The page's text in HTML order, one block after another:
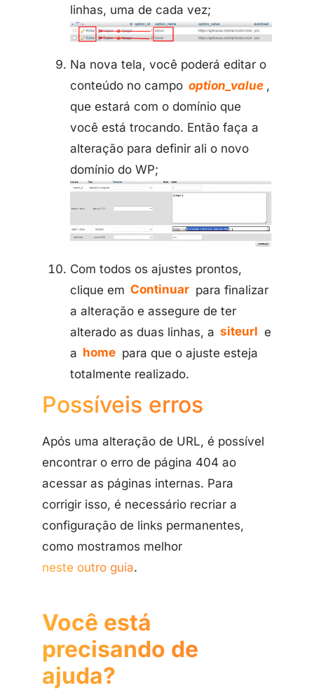
linhas, uma de cada vez;
Na nova tela, você poderá editar o
conteúdo no campo option_value ,
que estará com o domínio que
você está trocando. Então faça a
alteração para definir ali o novo
domínio do WP;
Com todos os ajustes prontos,
clique em Continuar para finalizar
a alteração e assegure de ter
alterado as duas linhas, a siteurl e
a home para que o ajuste esteja
totalmente realizado.
Possíveis erros
Após uma alteração de URL, é possível
encontrar o erro de página 404 ao
acessar as páginas internas. Para
corrigir isso, é necessário recriar a
configuração de links permanentes,
como mostramos melhor
neste outro guia.
Você está
precisando de
ajuda?